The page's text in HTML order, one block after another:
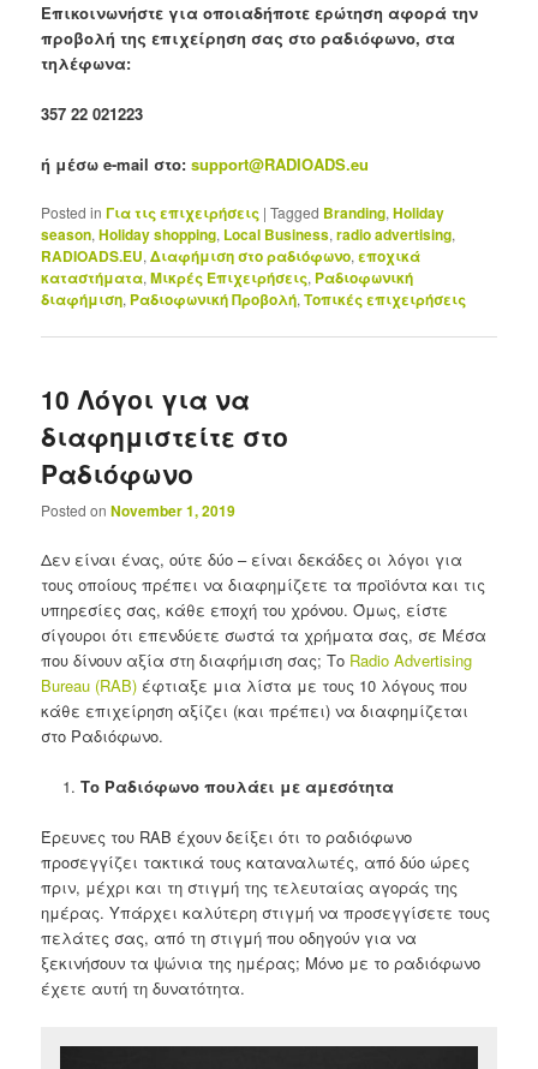
Επικοινωνήστε για οποιαδήποτε ερώτηση αφορά την
προβολή της επιχείρηση σας στο ραδιόφωνο, στα
τηλέφωνα:
357 22 021223
ή μέσω e-mail στο:support@RADIOADS.eu
Posted in Για τις επιχειρήσεις |Tagged Branding,Holiday
season,Holiday shopping, Local Business,radio advertising,
RADIOADS.EU,Διαφήμιση στο ραδιόφωνο,εποχικά
καταστήματα,Μικρές Επιχειρήσεις, Ραδιοφωνική
διαφήμιση, Ραδιοφωνική Προβολή,Τοπικές επιχειρήσεις
10 Λόγοι για να
διαφημιστείτε στο
Ραδιόφωνο
Posted onNovember 1, 2019
Δεν είναι ένας, ούτε δύο – είναι δεκάδες οι λόγοι για
τους οποίους πρέπει να διαφημίζετε τα προϊόντα και τις
υπηρεσίες σας, κάθε εποχή του χρόνου. Όμως, είστε
σίγουροι ότι επενδύετε σωστά τα χρήματα σας, σε Μέσα
που δίνουν αξία στη διαφήμιση σας; Το Radio Advertising
Bureau (RAB) έφτιαξε μια λίστα με τους 10 λόγους που
κάθε επιχείρηση αξίζει (και πρέπει) να διαφημίζεται
στο Ραδιόφωνο.
Το Ραδιόφωνο πουλάει με αμεσότητα
Έρευνες του RAB έχουν δείξει ότι το ραδιόφωνο
προσεγγίζει τακτικά τους καταναλωτές, από δύο ώρες
πριν, μέχρι και τη στιγμή της τελευταίας αγοράς της
ημέρας. Υπάρχει καλύτερη στιγμή να προσεγγίσετε τους
πελάτες σας, από τη στιγμή που οδηγούν για να
ξεκινήσουν τα ψώνια της ημέρας; Μόνο με το ραδιόφωνο
έχετε αυτή τη δυνατότητα.